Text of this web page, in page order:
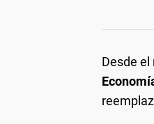
Desde el